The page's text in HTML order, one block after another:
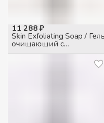
11 288 ₽
Skin Exfoliating Soap / Гель
очищающий с